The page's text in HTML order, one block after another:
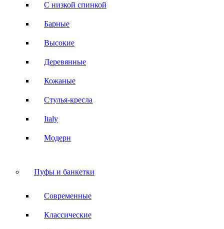
С низкой спинкой
Барные
Высокие
Деревянные
Кожаные
Стулья-кресла
Italy
Модерн
Пуфы и банкетки
Современные
Классические